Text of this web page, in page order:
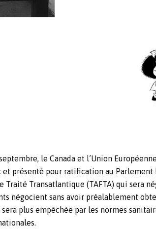
le Canada et l’Union
présenté pour ratification au
Traité Transatlantique (TAFTA) qui sera
négocient sans avoir préalablement
plus empêchée par les normes